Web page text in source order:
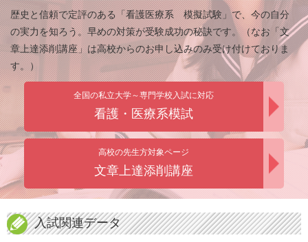
歴史と信頼で定評のある「看護医療系 模擬試験」で、今の自分
の実力を知ろう。早めの対策が受験成功の秘訣です。（なお「文
章上達添削講座」は高校からのお申し込みのみ受け付けておりま
す。）
全国の私立大学～専門学校入試に対応
看護・医療系模試
高校の先生方対象ページ
文章上達添削講座
入試関連データ